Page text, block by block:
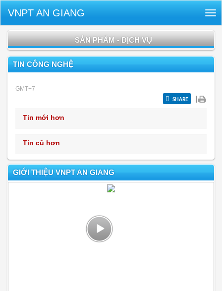
VNPT AN GIANG
SẢN PHẨM - DỊCH VỤ
TIN CÔNG NGHỆ
GMT+7
SHARE |
Tin mới hơn
Tin cũ hơn
GIỚI THIỆU VNPT AN GIANG